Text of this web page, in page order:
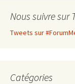
Nous suivre sur
Tweets sur
Catégories